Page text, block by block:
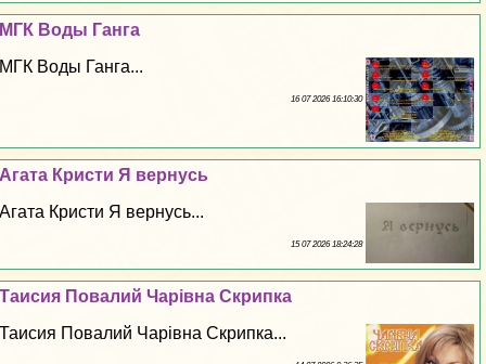
МГК Воды Ганга
МГК Воды Ганга...
16 07 2026 16:10:30
Агата Кристи Я вернусь
Агата Кристи Я вернусь...
15 07 2026 18:24:28
Таисия Повалий Чарівна Скрипка
Таисия Повалий Чарівна Скрипка...